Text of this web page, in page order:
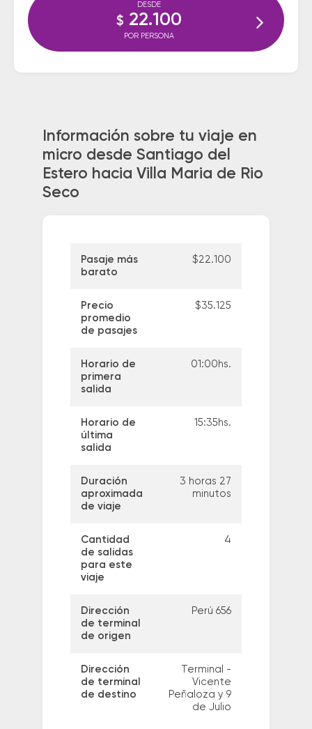
DESDE
$ 22.100
POR PERSONA
Información sobre tu viaje en
micro desde Santiago del
Estero hacia Villa Maria de Rio
Seco
Pasaje más
barato
$22.100
Precio
promedio
de pasajes
$35.125
Horario de
primera
salida
01:00hs.
Horario de
última
salida
15:35hs.
Duración
aproximada
de viaje
3 horas 27
minutos
Cantidad
de salidas
para este
viaje
4
Dirección
de terminal
de origen
Perú 656
Dirección
de terminal
de destino
Terminal -
Vicente
Peñaloza y 9
de Julio